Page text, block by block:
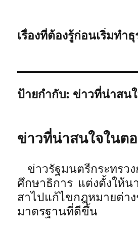
เรื่องที่ต้องรู้ก่อนเริ่มทำธุ
ป้ายกำกับ: ข่าวที่น่าสน
ข่าวที่น่าสนใจในต
ข่าวรัฐมนตรีกระทรวง
ศึกษาธิการ แต่งตั้งให้น
สาไปแก้ไขกฎหมายต่า
มาตรฐานที่ดีขึ้น